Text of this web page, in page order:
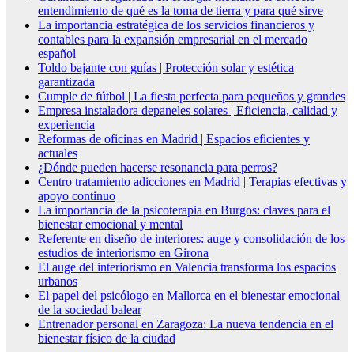
entendimiento de qué es la toma de tierra y para qué sirve
La importancia estratégica de los servicios financieros y
contables para la expansión empresarial en el mercado
español
Toldo bajante con guías | Protección solar y estética
garantizada
Cumple de fútbol | La fiesta perfecta para pequeños y grandes
Empresa instaladora depaneles solares | Eficiencia, calidad y
experiencia
Reformas de oficinas en Madrid | Espacios eficientes y
actuales
¿Dónde pueden hacerse resonancia para perros?
Centro tratamiento adicciones en Madrid | Terapias efectivas y
apoyo continuo
La importancia de la psicoterapia en Burgos: claves para el
bienestar emocional y mental
Referente en diseño de interiores: auge y consolidación de los
estudios de interiorismo en Girona
El auge del interiorismo en Valencia transforma los espacios
urbanos
El papel del psicólogo en Mallorca en el bienestar emocional
de la sociedad balear
Entrenador personal en Zaragoza: La nueva tendencia en el
bienestar físico de la ciudad